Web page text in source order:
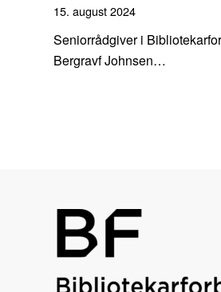
15. august 2024
Seniorrådgiver i
Bergravf Johnsen…